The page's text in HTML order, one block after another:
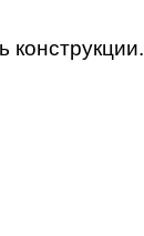
конструкции.